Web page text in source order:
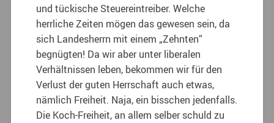
und tückische Steuereintreiber. Welche
herrliche Zeiten mögen das gewesen sein, da
sich Landesherrn mit einem „Zehnten“
begnügten! Da wir aber unter liberalen
Verhältnissen leben, bekommen wir für den
Verlust der guten Herrschaft auch etwas,
nämlich Freiheit. Naja, ein bisschen jedenfalls.
Die Koch-Freiheit, an allem selber schuld zu